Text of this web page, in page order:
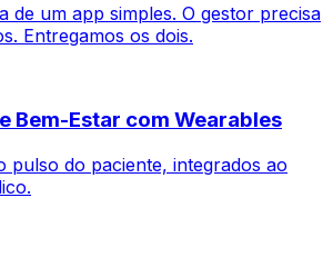
de um app simples. O gestor precisa
Entregamos os dois.
Bem-Estar com Wearables
pulso do paciente, integrados ao